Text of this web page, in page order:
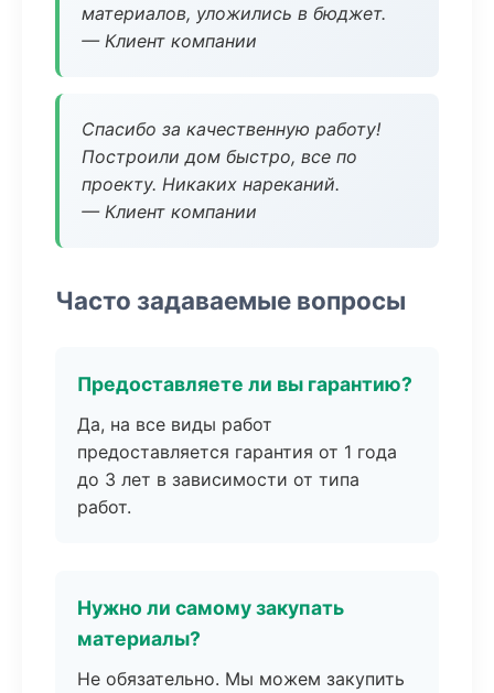
материалов, уложились в бюджет.
— Клиент компании
Спасибо за качественную работу!
Построили дом быстро, все по
проекту. Никаких нареканий.
— Клиент компании
Часто задаваемые вопросы
Предоставляете ли вы гарантию?
Да, на все виды работ
предоставляется гарантия от 1 года
до 3 лет в зависимости от типа
работ.
Нужно ли самому закупать
материалы?
Не обязательно. Мы можем закупить